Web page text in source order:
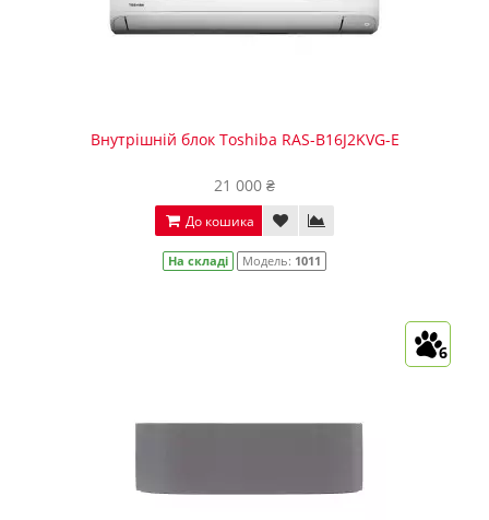
Внутрішній блок Toshiba RAS-B16J2KVG-E
21 000 ₴
До кошика
На складі Модель: 1011
6